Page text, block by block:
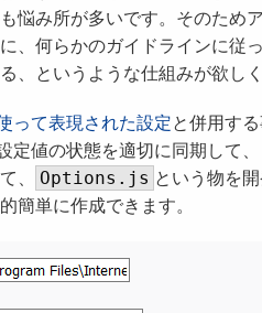
悩み所が多いです。そのため
、何らかのガイドラインに従
、というような仕組みが欲し
って表現された設定と併用す
定値の状態を適切に同期して
、
Options.js という物を
簡単に作成できます。